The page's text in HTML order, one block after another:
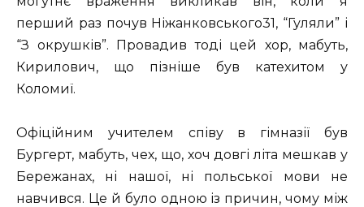
перший раз почув Ніжанковського31, “Гуляли” і
“З окрушків”. Провадив тоді цей хор, мабуть,
Кирилович, що пізніше був катехитом у
Коломиї.
Офіційним учителем співу в гімназії був
Бургерт, мабуть, чех, що, хоч довгі літа мешкав у
Бережанах, ні нашої, ні польської мови не
навчився. Це й було одною із причин, чому між